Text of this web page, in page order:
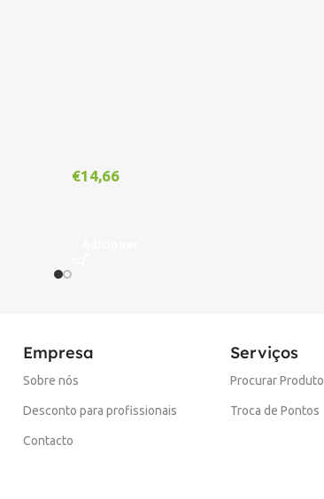
€14,66
Empresa
Sobre nós
Desconto para profissionais
Contacto
Serviços
Procurar Produto
Troca de Pontos